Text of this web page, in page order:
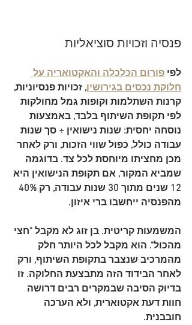
פנסיה וזכויות סוציאליות
לפי פורום הכלכלה והאקטואריה על
חלוקת נכסים בגירושין, זכויות פנסיוניות,
קרנות השתלמות וקופות גמל מחולקות
לפי תקופת השיתוף בלבד, באמצעות
נוסחה יחסית: שנות נישואין ÷ סך שנות
עבודה כולל, כפול שווי הזכות, ורק לאחר
מכן מחציתו מיוחסת לכל צד. בדוגמה
שמביא המקור, אם תקופת הנישואין היא
12 שנים מתוך 30 שנות עבודה
, רק 40%
מהפנסיה ייחשבו ברי איזון.
המשמעות קריטית. בן זוג לא מקבל "חצי
מהכול". הוא מקבל לכל היותר חלק
מהמרכיב שנצבר בתקופת השיתוף, ורק
לאחר הבידוד הזה מתבצעת החלוקה. זו
בדיוק הסיבה שבמקרים רבים דרושה
חוות דעת אקטוארית, ולא הערכה
חובבנית.